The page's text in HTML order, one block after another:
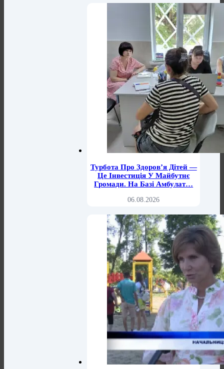
Турбота Про Здоров’я Дітей —
Це Інвестиція У Майбутнє
Громади. На Базі Амбулат…
06.08.2026